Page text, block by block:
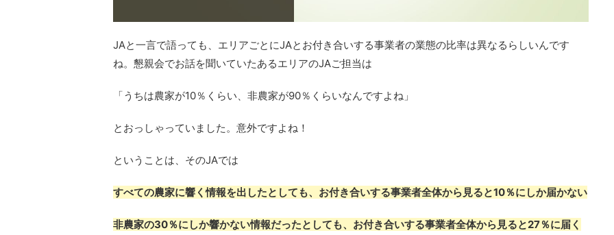
JAと一言で語っても、エリアごとにJAとお付き合いする事業者の業態の比率は異なるらしいんです
ね。懇親会でお話を聞いていたあるエリアのJAご担当は
「うちは農家が10％くらい、非農家が90％くらいなんですよね」
とおっしゃっていました。意外ですよね！
ということは、そのJAでは
すべての農家に響く情報を出したとしても、お付き合いする事業者全体から見ると10％にしか届かない
非農家の30％にしか響かない情報だったとしても、お付き合いする事業者全体から見ると27％に届く